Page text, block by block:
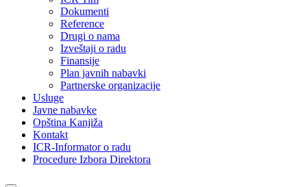
Dokumenti
Reference
Drugi o nama
Izveštaji o radu
Finansije
Plan javnih nabavki
Partnerske organizacije
Usluge
Javne nabavke
Opština Kanjiža
Kontakt
ICR-Informator o radu
Procedure Izbora Direktora